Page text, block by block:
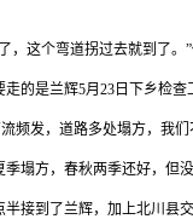
，这个弯道拐过去就到了。
走的是兰辉5月 23 日下乡检
频发，道路多处塌方，我们
塌方，春秋两季还好，但
半接到了兰辉，加上北川县